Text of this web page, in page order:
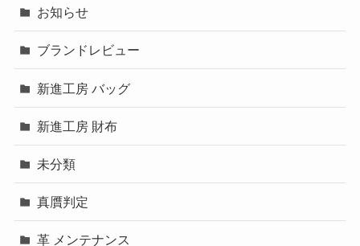
お知らせ
ブランドレビュー
新進工房 バッグ
新進工房 財布
未分類
真贋判定
革 メンテナンス